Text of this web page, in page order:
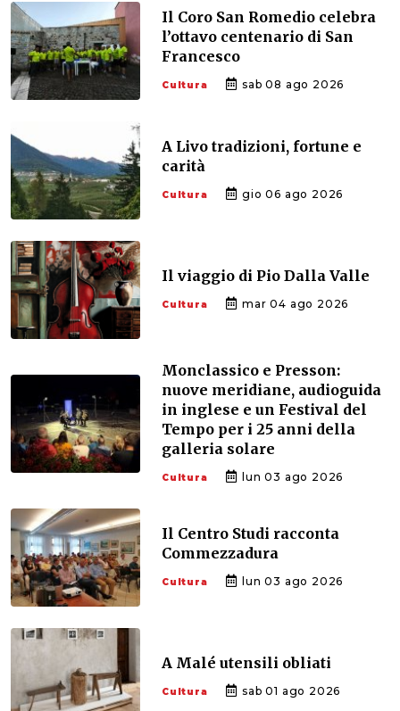
Il Coro San Romedio celebra
l’ottavo centenario di San
Francesco
Cultura sab 08 ago 2026
A Livo tradizioni, fortune e
carità
Cultura gio 06 ago 2026
Il viaggio di Pio Dalla Valle
Cultura mar 04 ago 2026
Monclassico e Presson:
nuove meridiane, audioguida
in inglese e un Festival del
Tempo per i 25 anni della
galleria solare
Cultura lun 03 ago 2026
Il Centro Studi racconta
Commezzadura
Cultura lun 03 ago 2026
A Malé utensili obliati
Cultura sab 01 ago 2026